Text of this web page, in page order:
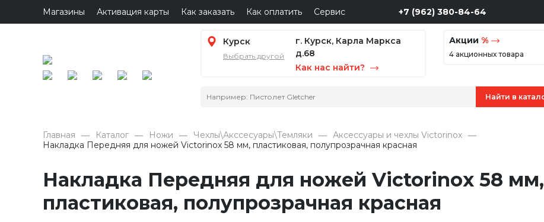
Магазины Активация карты Как заказать Как оплатить Сервис +7 (962) 380-84-64
Курск
Выбрать другой
г. Курск, Карла Маркса
д.68
Как нас найти?
Акции%
4 акционных товара
Главная Каталог Ножи Чехлы\Акссесуары\Темляки
Аксессуары и чехлы Victorinox
Накладка Передняя для ножей Victorinox 58 мм, пластиковая, полупрозрачная красная
Накладка Передняя для ножей Victorinox 58 мм,
пластиковая, полупрозрачная красная